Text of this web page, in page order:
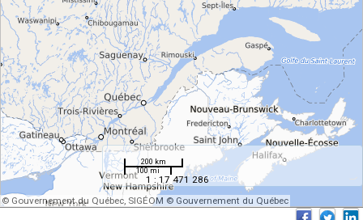
200 km
100 mi
1 : 17 471 286
© Gouvernement du Québec, SIGÉOM © Gouvernement du Québec